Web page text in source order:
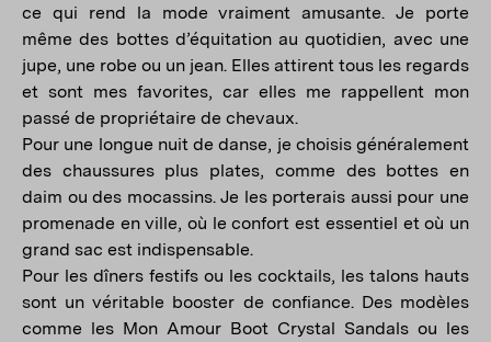
ce qui rend la mode vraiment amusante. Je porte
même des bottes d’équitation au quotidien, avec une
jupe, une robe ou un jean. Elles attirent tous les regards
et sont mes favorites, car elles me rappellent mon
passé de propriétaire de chevaux.
Pour une longue nuit de danse, je choisis généralement
des chaussures plus plates, comme des bottes en
daim ou des mocassins. Je les porterais aussi pour une
promenade en ville, où le confort est essentiel et où un
grand sac est indispensable.
Pour les dîners festifs ou les cocktails, les talons hauts
sont un véritable booster de confiance. Des modèles
comme les Mon Amour Boot Crystal Sandals ou les